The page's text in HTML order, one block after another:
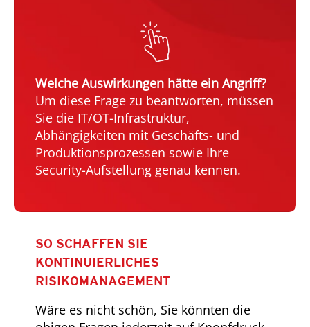
Welche Auswirkungen hätte ein Angriff?
Um diese Frage zu beantworten, müssen
Sie die IT/OT-Infrastruktur,
Abhängigkeiten mit Geschäfts- und
Produktionsprozessen sowie Ihre
Security-Aufstellung genau kennen.
SO SCHAFFEN SIE
KONTINUIERLICHES
RISIKOMANAGEMENT
Wäre es nicht schön, Sie könnten die